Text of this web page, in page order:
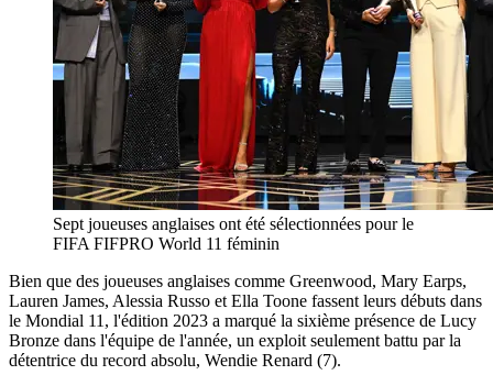
Sept joueuses anglaises ont été sélectionnées pour le
FIFA FIFPRO World 11 féminin
Bien que des joueuses anglaises comme Greenwood, Mary Earps,
Lauren James, Alessia Russo et Ella Toone fassent leurs débuts dans
le Mondial 11, l'édition 2023 a marqué la sixième présence de Lucy
Bronze dans l'équipe de l'année, un exploit seulement battu par la
détentrice du record absolu, Wendie Renard (7).